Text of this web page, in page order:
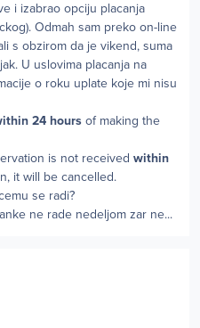
i izabrao opciju placanja
Odmah sam preko on-line
s obzirom da je vikend, suma
U uslovima placanja na
o roku uplate koje mi nisu
24 hours of making the
is not received within
it will be cancelled.
se radi?
ne rade nedeljom zar ne...